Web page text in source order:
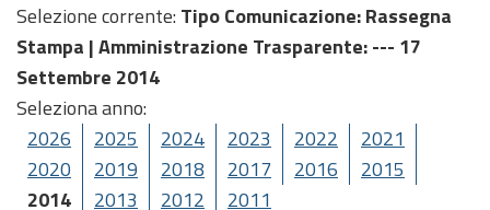
Selezione corrente: Tipo Comunicazione: Rassegna
Stampa |Amministrazione Trasparente: --- 17
Settembre 2014
Seleziona anno:
2026
2025 2024 2023 2022
2021
2020
2019 2018 2017 2016
2015
2014
2013 2012
2011